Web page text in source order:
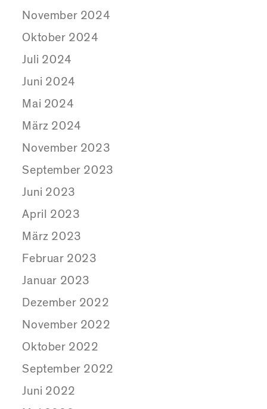
November 2024
Oktober 2024
Juli 2024
Juni 2024
Mai 2024
März 2024
November 2023
September 2023
Juni 2023
April 2023
März 2023
Februar 2023
Januar 2023
Dezember 2022
November 2022
Oktober 2022
September 2022
Juni 2022